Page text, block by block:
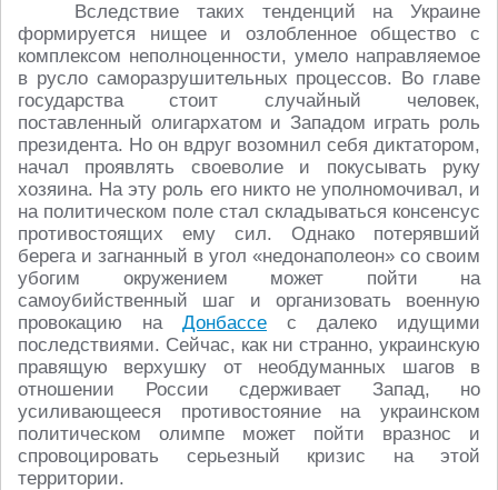
Вследствие таких тенденций на Украине
формируется нищее и озлобленное общество с
комплексом неполноценности, умело направляемое
в русло саморазрушительных процессов. Во главе
государства стоит случайный человек,
поставленный олигархатом и Западом играть роль
президента. Но он вдруг возомнил себя диктатором,
начал проявлять своеволие и покусывать руку
хозяина. На эту роль его никто не уполномочивал, и
на политическом поле стал складываться консенсус
противостоящих ему сил. Однако потерявший
берега и загнанный в угол «недонаполеон» со своим
убогим окружением может пойти на
самоубийственный шаг и организовать военную
провокацию на Донбассе с далеко идущими
последствиями. Сейчас, как ни странно, украинскую
правящую верхушку от необдуманных шагов в
отношении России сдерживает Запад, но
усиливающееся противостояние на украинском
политическом олимпе может пойти вразнос и
спровоцировать серьезный кризис на этой
территории.